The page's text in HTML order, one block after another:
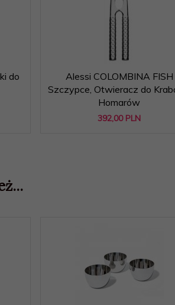
do
Alessi COLOMBINA FISH
Szczypce, Otwieracz do
Homarów
392,00 PLN